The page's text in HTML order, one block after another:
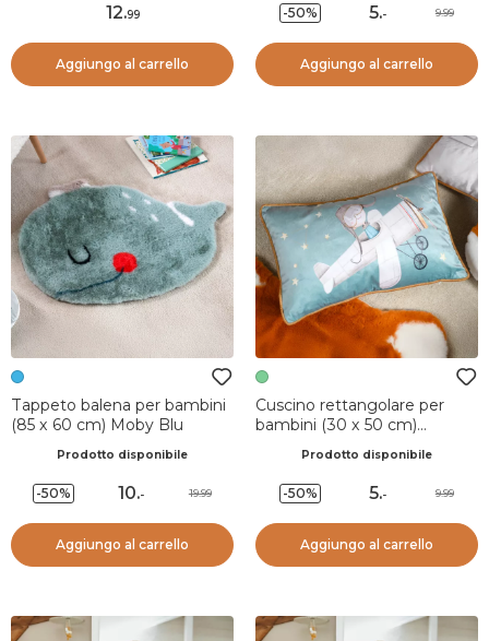
12.99
Aggiungo al carrello
-50% 5.- 9.99
Aggiungo al carrello
Tappeto balena per bambini
(85 x 60 cm) Moby Blu
Prodotto disponibile
-50% 10.- 19.99
Aggiungo al carrello
Cuscino rettangolare per
bambini (30 x 50 cm)
Prodotto disponibile
-50% 5.- 9.99
Aggiungo al carrello